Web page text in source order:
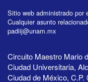
Sitio web administrado por
Cualquier asunto
padiij@unam.mx
Circuito Maestro Mario
Ciudad Universitaria,
Ciudad de México, C.P.